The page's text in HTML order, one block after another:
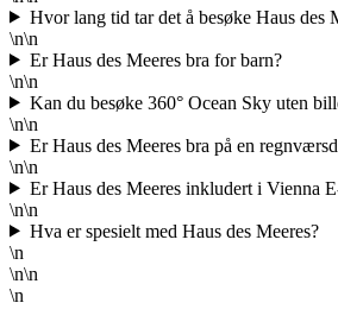
Hvor lang tid tar det å besøke Haus des
\n\n
Er Haus des Meeres bra for barn?
\n\n
Kan du besøke 360° Ocean Sky uten
\n\n
Er Haus des Meeres bra på en
\n\n
Er Haus des Meeres inkludert i Vienna
\n\n
Hva er spesielt med Haus des Meeres?
\n
\n\n
\n